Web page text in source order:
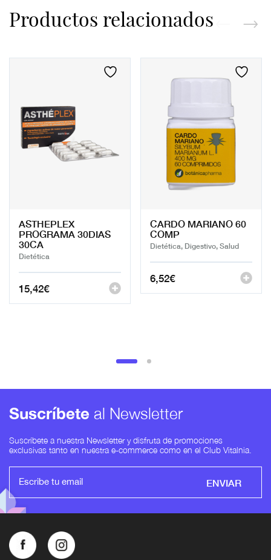
Productos relacionados
ASTHEPLEX
PROGRAMA 30DIAS
30CA
Dietética
15,42€
CARDO MARIANO 60
COMP
Dietética, Digestivo, Salud
6,52€
Suscríbete al Newsletter
Suscríbete a nuestra Newsletter y disfruta de promociones
exclusivas tanto en nuestra e-commerce como en el Club Vitalnia.
ENVIAR